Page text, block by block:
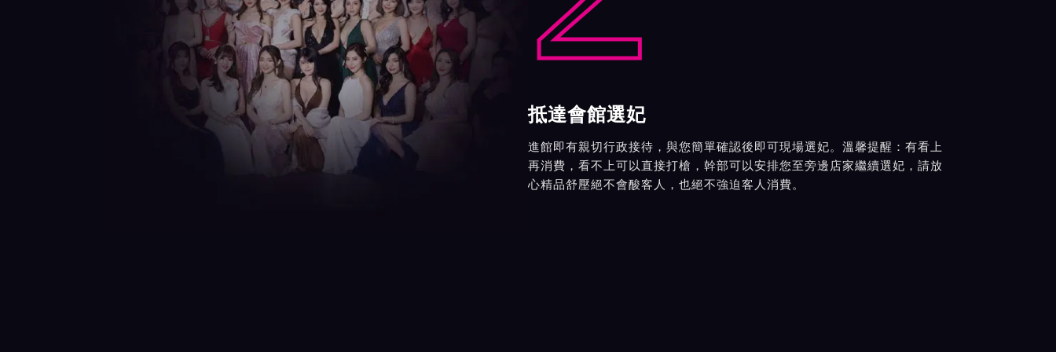
抵達會館選妃
進館即有親切行政接待，與您簡單確認後即可現場選妃。溫馨提醒：有看上
再消費，看不上可以直接打槍，幹部可以安排您至旁邊店家繼續選妃，請放
心精品舒壓絕不會酸客人，也絕不強迫客人消費。